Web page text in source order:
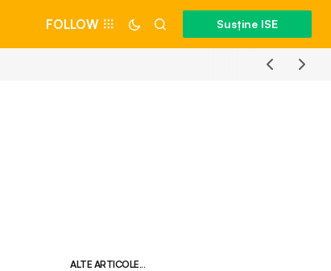
FOLLOW Susține ISE
ALTE ARTICOLE...